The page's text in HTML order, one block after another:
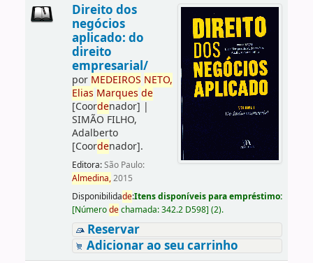
Direito dos
negócios
aplicado: do
direito
empresarial/
por MEDEIROS NETO,
Elias Marques de
[Coordenador] |
SIMÃO FILHO,
Adalberto
[Coordenador].
Editora:São Paulo:
Almedina,2015
Disponibilidade:Itens disponíveis para empréstimo:
[Númerodechamada:342.2 D598] (2).
Reservar
Adicionar ao seu carrinho